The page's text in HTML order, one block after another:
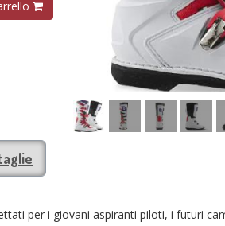
per i giovani aspiranti piloti, i futuri